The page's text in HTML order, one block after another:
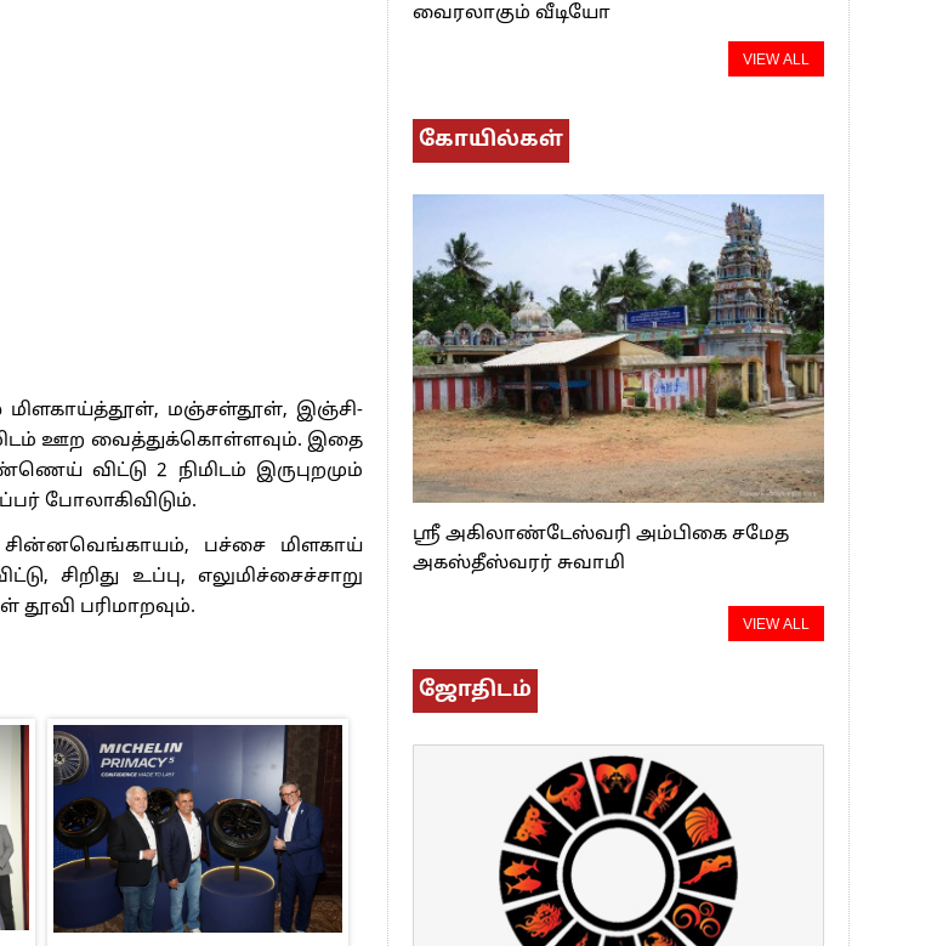
மிளகாய்த்தூள், மஞ்சள்தூள், இஞ்சி-
நிமிடம் ஊற வைத்துக்கொள்ளவும். இதை
விட்டு 2 நிமிடம் இருபுறமும்
போலாகிவிடும்.
பச்சை மிளகாய்
சிறிது உப்பு, எலுமிச்சைச்சாறு
தூவி பரிமாறவும்.
வைரலாகும் வீடியோ
VIEW ALL
கோயில்கள்
ஸ்ரீ அகிலாண்டேஸ்வரி அம்பிகை சமேத
அகஸ்தீஸ்வரர் சுவாமி
VIEW ALL
ஜோதிடம்